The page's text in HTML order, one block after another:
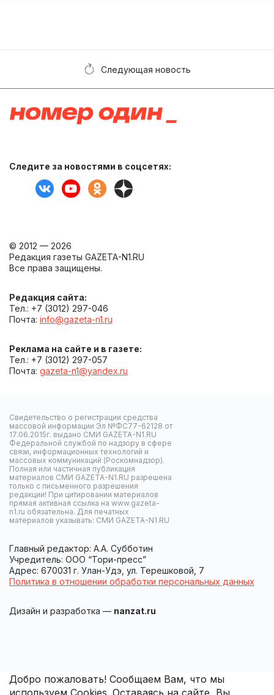
Следующая новость
Следите за новостями в соцсетях:
© 2012 — 2026
Редакция газеты GAZETA-N1.RU
Все права защищены.
Редакция сайта:
Тел.: +7 (3012) 297-046
Почта: info@gazeta-n1.ru
Реклама на сайте и в газете:
Тел.: +7 (3012) 297-057
Почта: gazeta-n1@yandex.ru
Свидетельство о регистрации средства
массовой информации Эл №ФС77-62128 от
17.06.2015г. выдано СМИ GAZETA-N1.RU
Федеральной службой по надзору в сфере
связи, информационных технологий и
массовых коммуникаций (Роскомнадзор).
Полная или частичная публикация
материалов СМИ GAZETA-N1.RU разрешена
только с письменного разрешения
редакции! При цитировании материалов
прямая активная ссылка на www.gazeta-
n1.ru обязательна. Для печатных
материалов указывать: СМИ GAZETA-N1.RU
Главный редактор: А.А. Субботин
Учредитель: ООО “Тори-пресс”
Адрес: 670031 г. Улан-Удэ, ул. Терешковой, 7
Политика в отношении обработки персональных данных
Дизайн и разработка — nanzat.ru
Добро пожаловать! Сообщаем Вам, что мы